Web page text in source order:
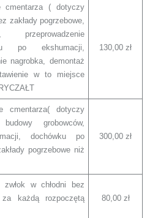
cmentarza ( dotyczy
zakłady pogrzebowe,
przeprowadzenie
po ekshumacji,
nagrobka, demontaż
w to miejsce
130,00 zł
cmentarza( dotyczy
grobowców,
dochówku po
pogrzebowe niż
300,00 zł
zwłok w chłodni bez
za każdą rozpoczętą
80,00 zł